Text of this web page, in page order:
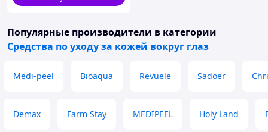
Популярные производители в категории
Средства по уходу за кожей вокруг глаз
Medi-peel Bioaqua Revuele Sadoer
Demax Farm Stay MEDIPEEL Holy Land